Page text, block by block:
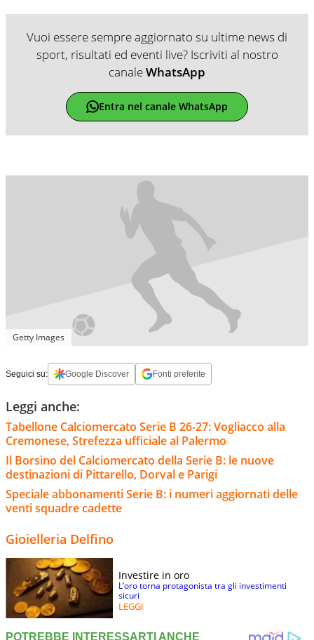
Vuoi essere sempre aggiornato su ultime news di
sport, risultati ed eventi live? Iscriviti al nostro
canaleWhatsApp
Entra nel canale WhatsApp
Getty Images
Seguici su: Google Discover Fonti preferite
Leggi anche:
Tabellone Calciomercato Serie B 26-27: Vogliacco alla
Cremonese, Strefezza ufficiale al Palermo
Il Borsino del Calciomercato della Serie B: le nuove
destinazioni di Pittarello, Dorval e Parigi
Speciale abbonamenti Serie B: i numeri aggiornati delle
venti squadre cadette
Gioielleria Delfino
Investire in oro
L’oro torna protagonista tra gli investimenti
sicuri
LEGGI